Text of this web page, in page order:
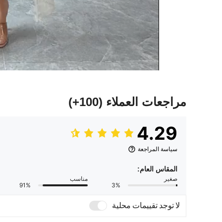
مراجعات العملاء (100+)
4.29
سياسة المراجعة
المقاس العام:
صغير
3%
مناسب
91%
لا توجد تقييمات محلية